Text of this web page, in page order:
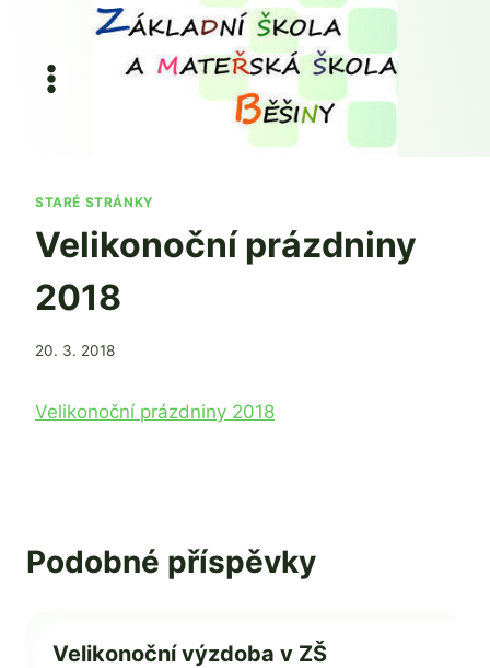
obsah
STARÉ STRÁNKY
Velikonoční prázdniny
2018
Od
20. 3. 2018
Velikonoční prázdniny 2018
Podobné příspěvky
Velikonoční výzdoba v ZŠ